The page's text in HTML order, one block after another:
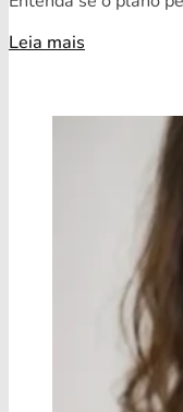
Leia mais